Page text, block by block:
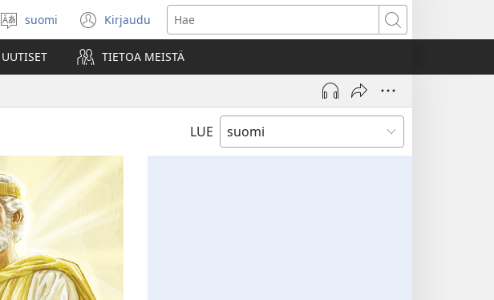
Valitse
kieli
suomi Kirjaudu
(avaa
uuden
ikkunan)
Hae
UUTISET TIETOA MEISTÄ
LUE